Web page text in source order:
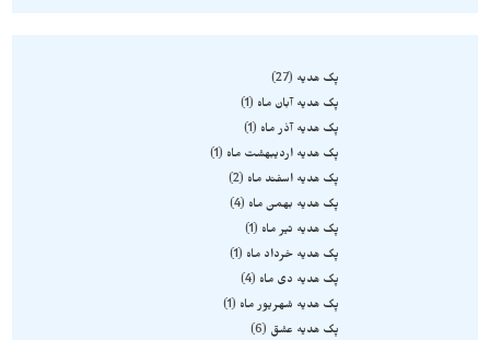
پک هدیه
27
پک هدیه آبان ماه
1
پک هدیه آذر ماه
1
پک هدیه اردیبهشت ماه
1
پک هدیه اسفند ماه
2
پک هدیه بهمن ماه
4
پک هدیه تیر ماه
1
پک هدیه خرداد ماه
1
پک هدیه دی ماه
4
پک هدیه شهریور ماه
1
پک هدیه عشق
6